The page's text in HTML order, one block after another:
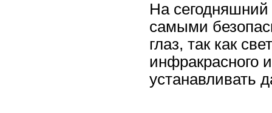
На
самыми
глаз, так как
инфракрасного
устанавливать